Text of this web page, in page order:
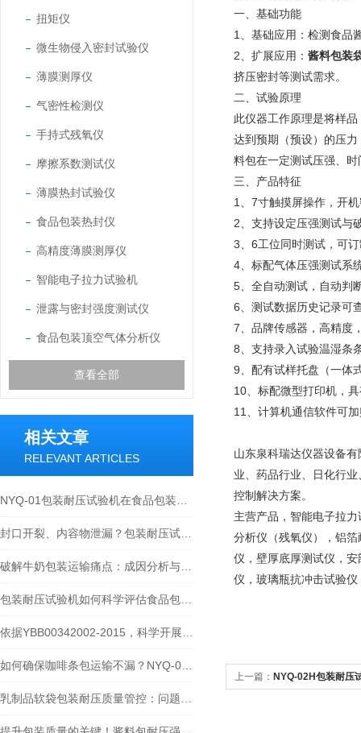
扭矩仪
微生物侵入密封试验仪
薄膜测厚仪
气密性检测仪
手持式残氧仪
摩擦系数测试仪
薄膜热封试验仪
食品包装热封仪
高精度薄膜测厚仪
智能电子拉力试验机
泄露与密封强度测试仪
食品包装顶空气体分析仪
查看全部
相关文章
RELEVANT ARTICLES
一、基础功能
1、基础应用：检测食品
2、扩展应用： 酱料包装
挤压密封等测试需求。
二、试验原理
此仪器工作原理是将样
达到预期（预设）的压
料包在一定测试压强、
三、产品特征
1、7寸触摸屏操作，开
2、支持设定压强测试与
3、6工位同时测试，可
4、标配气体压强测试系
5、全自动测试，自动判
6、测试数据历史记录可
7、品牌传感器，高精度
8、支持录入试验温湿条
9、配有试样托盘（一体
10、标配微型打印机，
11、计算机通信软件可
山东泉科瑞达仪器设备
业、药品行业、日化行
控制解决方案。
主营产品，智能电子拉
分析仪（残氧仪），铝
仪，壁厚底厚测试仪，
仪，玻璃瓶抗冲击试验
上一篇： NYQ-02H包装耐压